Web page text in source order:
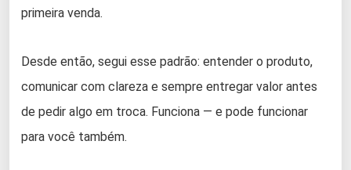
primeira venda.
Desde então, segui esse padrão: entender o produto,
comunicar com clareza e sempre entregar valor antes
de pedir algo em troca. Funciona — e pode funcionar
para você também.